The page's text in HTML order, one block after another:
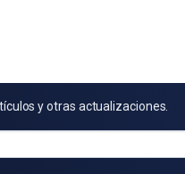
y otras actualizaciones.